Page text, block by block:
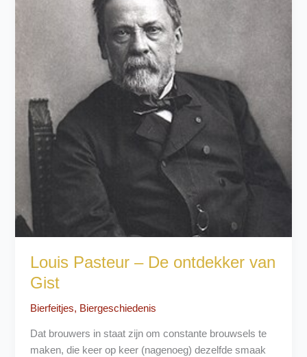
Louis Pasteur – De ontdekker van
Gist
Bierfeitjes, Biergeschiedenis
Dat brouwers in staat zijn om constante brouwsels te
maken, die keer op keer (nagenoeg) dezelfde smaak